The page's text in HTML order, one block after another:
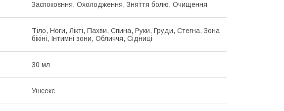
Заспокоєння, Охолодження, Зняття болю, Очищення
Тіло, Ноги, Лікті, Пахви, Спина, Руки, Груди, Стегна, Зона
бікіні, Інтимні зони, Обличчя, Сідниці
30 мл
Унісекс